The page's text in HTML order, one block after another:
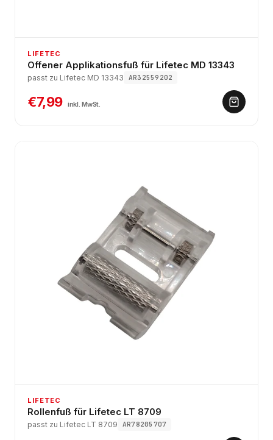
LIFETEC
Offener Applikationsfuß für Lifetec MD 13343
passt zu Lifetec MD 13343 AR32559202
€7,99 inkl. MwSt.
LIFETEC
Rollenfuß für Lifetec LT 8709
passt zu Lifetec LT 8709 AR78205707